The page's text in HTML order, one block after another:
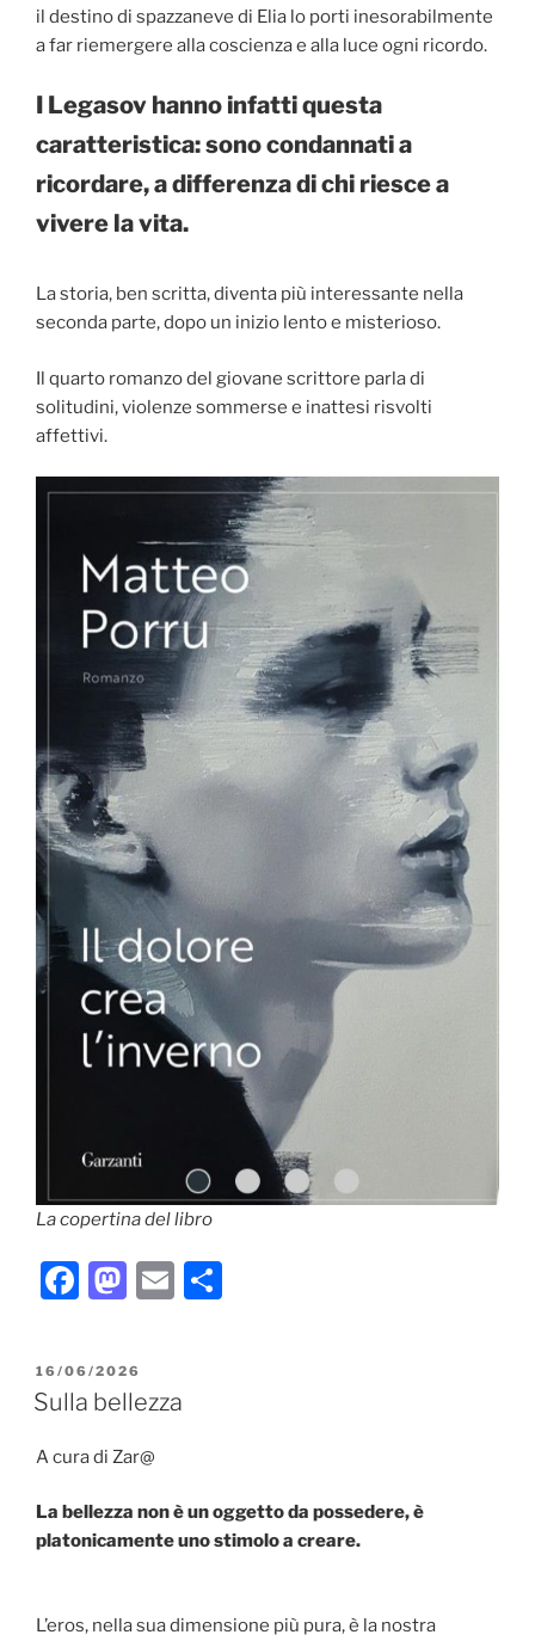
il destino di spazzaneve di Elia lo porti inesorabilmente
a far riemergere alla coscienza e alla luce ogni ricordo.
I Legasov hanno infatti questa
caratteristica: sono condannati a
ricordare, a differenza di chi riesce a
vivere la vita.
La storia, ben scritta, diventa più interessante nella
seconda parte, dopo un inizio lento e misterioso.
Il quarto romanzo del giovane scrittore parla di
solitudini, violenze sommerse e inattesi risvolti
affettivi.
La copertina del libro
F
c
e
o
o
k
M
st
o
o
n
E
l
PUBBLICATO
IL
16/06/2026
Sulla bellezza
A cura di Zar@
La bellezza non è un oggetto da possedere, è
platonicamente uno stimolo a creare.
L’eros, nella sua dimensione più pura, è la nostra